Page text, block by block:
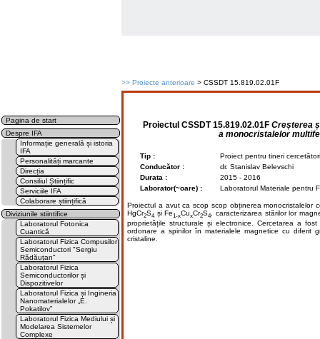
>> Proiecte anterioare > CSSDT 15.819.02.01F
Pagina de start
Despre IFA
Informație generală și istoria
IFA
Personalități marcante
Direcția
Consiliul Științific
Serviciile IFA
Colaborare științifică
Diviziunile stiintifice
Laboratorul Fotonica
Cuantică
Laboratorul Fizica Compusilor
Semiconductori "Sergiu
Rădăuțan"
Laboratorul Fizica
Semiconductorilor și
Dispozitivelor
Laboratorul Fizica și Ingineria
Nanomaterialelor „E.
Pokatilov”
Laboratorul Fizica Mediului și
Modelarea Sistemelor
Complexe
Proiectul CSSDT 15.819.02.01F Creșterea
a monocristalelor
Tip :
Proiect pentru tineri
Conducător :
dr. Stanislav Belevschi
Durata :
2015 - 2016
Laborator(~oare) :
Laboratorul Materiale pentru
Proiectul a avut ca scop scop obținerea monocristalelor
HgCr2S4 și Fe1-xCuxCr2S4 , caracterizarea stărilor lor
proprietățile structurale și electronice. Cercetarea a
ordonare a spinilor în materialele magnetice cu diferit
cristaline.